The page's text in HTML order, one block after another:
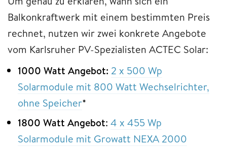
Balkonkraftwerk mit einem bestimmten Preis
rechnet, nutzen wir zwei konkrete Angebote
vom Karlsruher PV-Spezialisten ACTEC Solar:
1000 Watt Angebot: 2 x 500 Wp
Solarmodule mit 800 Watt Wechselrichter,
ohne Speicher*
1800 Watt Angebot: 4 x 455 Wp
Solarmodule mit Growatt NEXA 2000